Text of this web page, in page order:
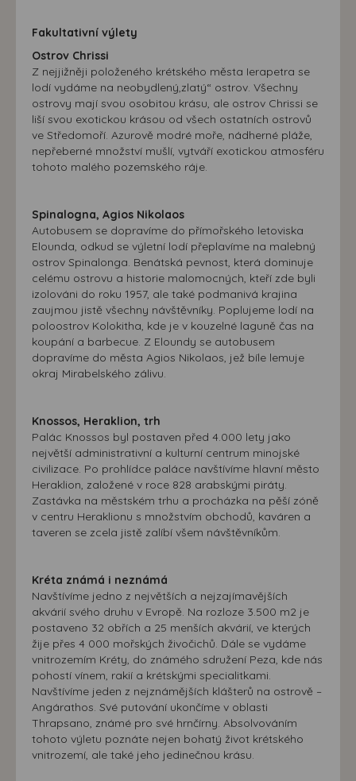
Fakultativní výlety
Ostrov Chrissi
Z nejjižněji položeného krétského města Ierapetra se
lodí vydáme na neobydlený,zlatý“ ostrov. Všechny
ostrovy mají svou osobitou krásu, ale ostrov Chrissi se
liší svou exotickou krásou od všech ostatních ostrovů
ve Středomoří. Azurově modré moře, nádherné pláže,
nepřeberné množství mušlí, vytváří exotickou atmosféru
tohoto malého pozemského ráje.
Spinalogna, Agios Nikolaos
Autobusem se dopravíme do přímořského letoviska
Elounda, odkud se výletní lodí přeplavíme na malebný
ostrov Spinalonga. Benátská pevnost, která dominuje
celému ostrovu a historie malomocných, kteří zde byli
izolováni do roku 1957, ale také podmanivá krajina
zaujmou jistě všechny návštěvníky. Poplujeme lodí na
poloostrov Kolokitha, kde je v kouzelné laguně čas na
koupání a barbecue. Z Eloundy se autobusem
dopravíme do města Agios Nikolaos, jež bíle lemuje
okraj Mirabelského zálivu.
Knossos, Heraklion, trh
Palác Knossos byl postaven před 4.000 lety jako
největší administrativní a kulturní centrum minojské
civilizace. Po prohlídce paláce navštívíme hlavní město
Heraklion, založené v roce 828 arabskými piráty.
Zastávka na městském trhu a procházka na pěší zóně
v centru Heraklionu s množstvím obchodů, kaváren a
taveren se zcela jistě zalíbí všem návštěvníkům.
Kréta známá i neznámá
Navštívíme jedno z největších a nejzajímavějších
akvárií svého druhu v Evropě. Na rozloze 3.500 m2 je
postaveno 32 obřích a 25 menších akvárií, ve kterých
žije přes 4 000 mořských živočichů. Dále se vydáme
vnitrozemím Kréty, do známého sdružení Peza, kde nás
pohostí vínem, rakií a krétskými specialitkami.
Navštívíme jeden z nejznámějších klášterů na ostrově –
Angárathos. Své putování ukončíme v oblasti
Thrapsano, známé pro své hrnčírny. Absolvováním
tohoto výletu poznáte nejen bohatý život krétského
vnitrozemí, ale také jeho jedinečnou krásu.